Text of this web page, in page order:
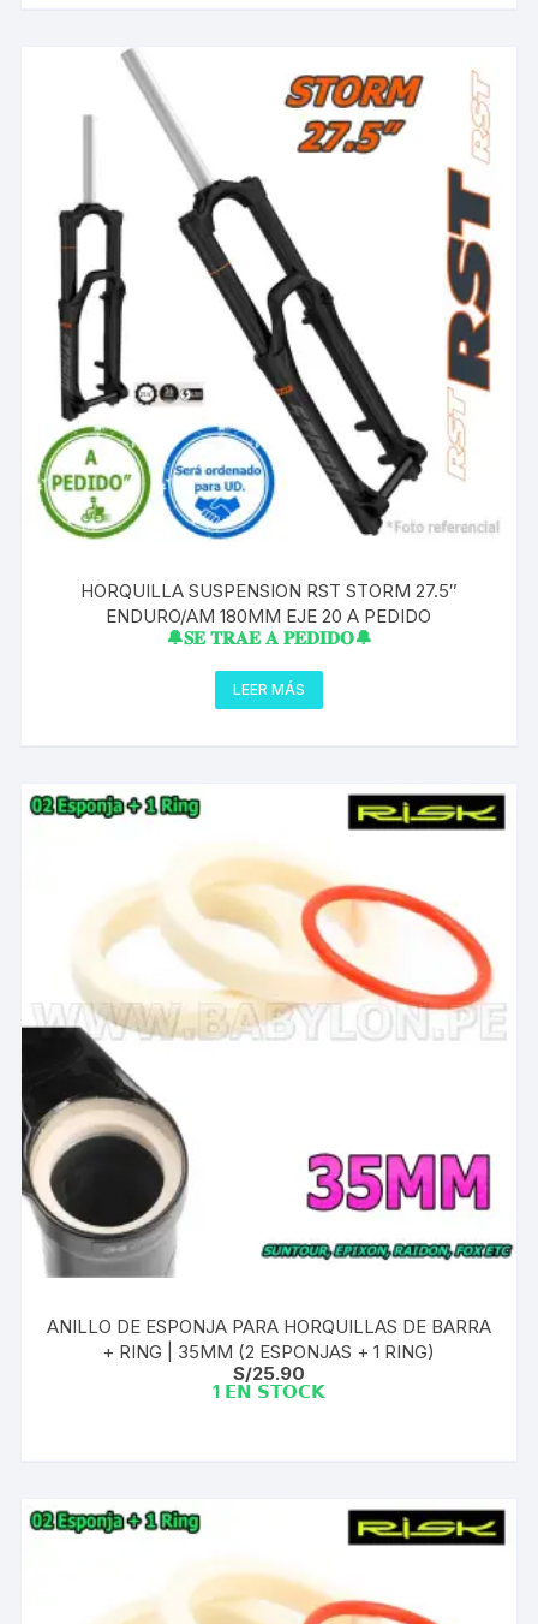
HORQUILLA SUSPENSION RST STORM 27.5″
ENDURO/AM 180MM EJE 20 A PEDIDO
🔔𝐒𝐄 𝐓𝐑𝐀𝐄 𝐀 𝐏𝐄𝐃𝐈𝐃𝐎🔔
LEER MÁS
ANILLO DE ESPONJA PARA HORQUILLAS DE BARRA
+ RING | 35MM (2 ESPONJAS + 1 RING)
S/25.90
1 𝗘𝗡 𝗦𝗧𝗢𝗖𝗞